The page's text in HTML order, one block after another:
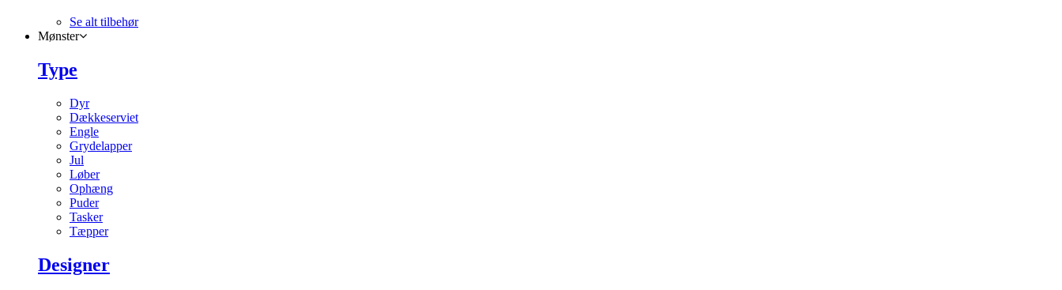
Se alt tilbehør
Mønster
Type
Dyr
Dækkeserviet
Engle
Grydelapper
Jul
Løber
Ophæng
Puder
Tasker
Tæpper
Designer